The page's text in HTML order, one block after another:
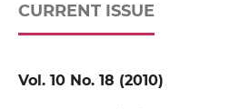
CURRENT ISSUE
Vol. 10 No. 18 (2010)